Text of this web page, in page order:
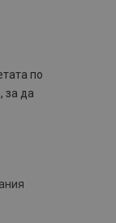
по
за да